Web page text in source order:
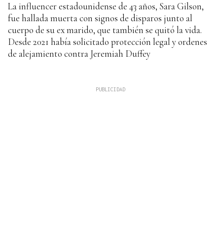
La influencer estadounidense de 43 años, Sara Gilson,
fue hallada muerta con signos de disparos junto al
cuerpo de su ex marido, que también se quitó la vida.
Desde 2021 había solicitado protección legal y ordenes
de alejamiento contra Jeremiah Duffey